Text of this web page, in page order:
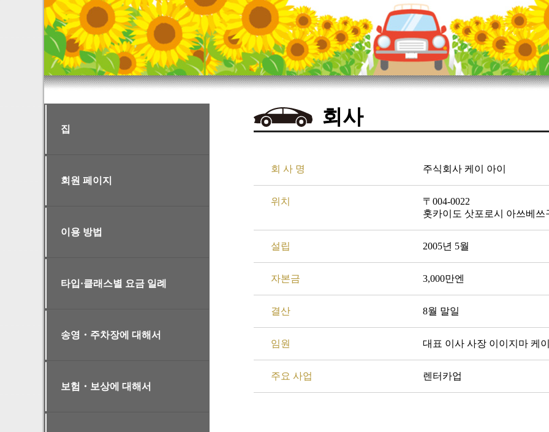
집
회원 페이지
이용 방법
타입·클래스별 요금 일례
송영・주차장에 대해서
보험・보상에 대해서
회사
회 사 명 주식회사 케이 아이
위치
〒004-0022
홋카이도 삿포로시 아쓰베쓰
설립 2005년 5월
자본금 3,000만엔
결산 8월 말일
임원 대표 이사 사장 이이지마 케
주요 사업 렌터카업